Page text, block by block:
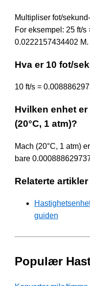
Multipliser fot/
For eksempel: 25 ft/
0.0222157434402 M.
Hva er 10 fot/
10 ft/s =
Hvilken enhet
(20°C, 1 atm)?
Mach (20°C, 1 atm)
bare
Relaterte artikler
guiden
Populær